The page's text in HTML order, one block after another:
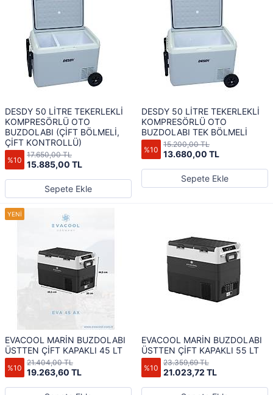
DESDY 50 LİTRE TEKERLEKLİ
KOMPRESÖRLÜ OTO
BUZDOLABI (ÇİFT BÖLMELİ,
ÇİFT KONTROLLÜ)
%10 15.885,00 TL
17.650,00 TL
Sepete Ekle
DESDY 50 LİTRE TEKERLEKLİ
KOMPRESÖRLÜ OTO
BUZDOLABI TEK BÖLMELİ
%10 13.680,00 TL
15.200,00 TL
Sepete Ekle
EVACOOL MARİN BUZDOLABI
ÜSTTEN ÇİFT KAPAKLI 45 LT
%10 19.263,60 TL
21.404,00 TL
EVACOOL MARİN BUZDOLABI
ÜSTTEN ÇİFT KAPAKLI 55 LT
%10 21.023,72 TL
23.359,69 TL